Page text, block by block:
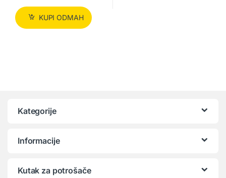
KUPI ODMAH
Kategorije
Informacije
Kutak za potrošače